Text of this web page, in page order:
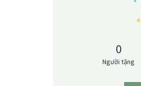
0
Người tặng